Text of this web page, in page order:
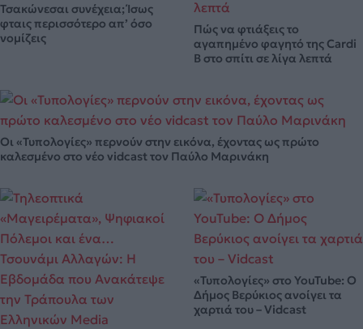
Τσακώνεσαι συνέχεια; Ίσως
φταις περισσότερο απ’ όσο
νομίζεις
Πώς να φτιάξεις το
αγαπημένο φαγητό της Cardi
B στο σπίτι σε λίγα λεπτά
Οι «Τυπολογίες» περνούν στην εικόνα, έχοντας ως πρώτο
καλεσμένο στο νέο vidcast τον Παύλο Μαρινάκη
«Τυπολογίες» στο YouTube: Ο
Δήμος Βερύκιος ανοίγει τα
χαρτιά του – Vidcast